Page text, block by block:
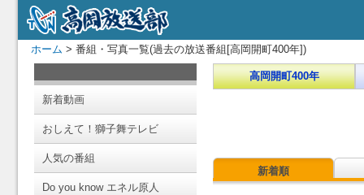
ホーム > 番組・写真一覧(過去の放送番組[高岡開町400年])
新着動画
おしえて！獅子舞テレビ
人気の番組
Do you know エネル原人
高岡開町400年
新着順